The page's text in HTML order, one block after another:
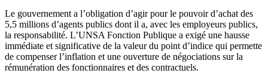
Le gouvernement a l’obligation d’agir pour le pouvoir d’achat des
5,5 millions d’agents publics dont il a, avec les employeurs publics,
la responsabilité. L’UNSA Fonction Publique a exigé une hausse
immédiate et significative de la valeur du point d’indice qui permette
de compenser l’inflation et une ouverture de négociations sur la
rémunération des fonctionnaires et des contractuels.